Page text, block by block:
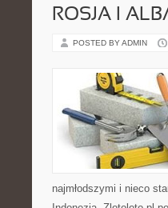
ROSJA I
POSTED BY ADMIN
najmłodszymi i nieco